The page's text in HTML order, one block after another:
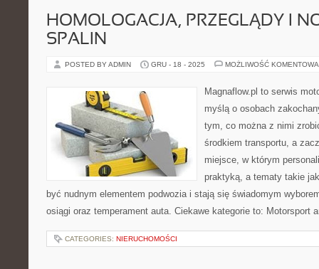
HOMOLOGACJA, PRZEGLĄDY I
SPALIN
POSTED BY ADMIN GRU - 18 - 2025 MOŻLIWOŚĆ
Magnaflow.pl to serwis
myślą o osobach
tym, co można z nimi
środkiem transportu, a
miejsce, w którym
praktyką, a tematy takie
być nudnym elementem podwozia i stają się świadomym
osiągi oraz temperament auta. Ciekawe kategorie to: Motorsport
CATEGORIES: NIERUCHOMOŚCI